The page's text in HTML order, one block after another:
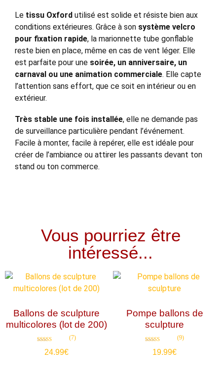
Le tissu Oxford utilisé est solide et résiste bien aux
conditions extérieures. Grâce à son système velcro
pour fixation rapide, la marionnette tube gonflable
reste bien en place, même en cas de vent léger. Elle
est parfaite pour une soirée, un anniversaire, un
carnaval ou une animation commerciale. Elle capte
l’attention sans effort, que ce soit en intérieur ou en
extérieur.
Très stable une fois installée, elle ne demande pas
de surveillance particulière pendant l’événement.
Facile à monter, facile à repérer, elle est idéale pour
créer de l’ambiance ou attirer les passants devant ton
stand ou ton commerce.
Vous pourriez être
intéressé...
Ballons de sculpture
multicolores (lot de 200)
4.71
(7)
24.99€
Pompe ballons de
sculpture
4.89
(9)
19.99€